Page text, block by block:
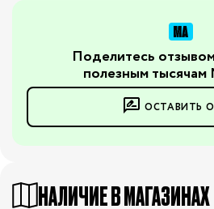
Поделитесь
полезным
ОСТАВИТЬ
НАЛИЧИЕ В МАГАЗИНАХ